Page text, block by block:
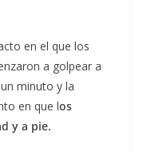
en el que los
a golpear a
minuto y la
en que los
y a pie.